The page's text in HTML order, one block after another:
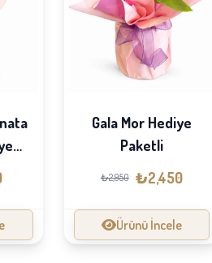
Gala Mor Hediye
Paketli
₺2,950 ₺2,450
Ürünü İncele